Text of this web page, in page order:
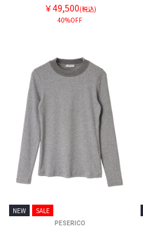
￥49,500(税込)
40%OFF
NEW SALE
PESERICO